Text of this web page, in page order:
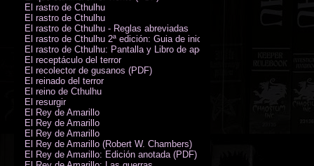
El rastro de Cthulhu
El rastro de Cthulhu
El rastro de Cthulhu - Reglas abreviadas
El rastro de Cthulhu 2ª edición: Guia de inicio (PDF)
El rastro de Cthulhu: Pantalla y Libro de apoyo del Guardián
El receptáculo del terror
El recolector de gusanos (PDF)
El reinado del terror
El reino de Cthulhu
El resurgir
El Rey de Amarillo
El Rey de Amarillo
El Rey de Amarillo
El Rey de Amarillo (Robert W. Chambers)
El Rey de Amarillo: Edición anotada (PDF)